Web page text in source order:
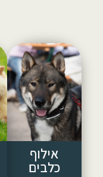
אילוף
כלבים